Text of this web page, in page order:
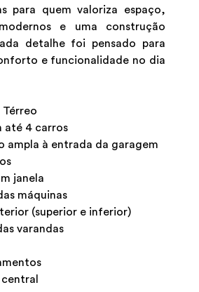
para quem valoriza espaço,
e uma construção
detalhe foi pensado para
e funcionalidade no dia
Térreo
até 4 carros
ampla à entrada da garagem
janela
máquinas
(superior e inferior)
varandas